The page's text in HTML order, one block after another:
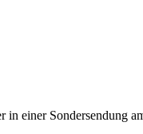
in einer Sondersendung